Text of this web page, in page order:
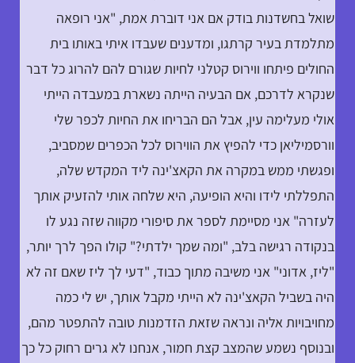
שואל בחשדנות בודק אם אני דוברת אמת, "אני רופאה
מתלמדת בעיר קרתגו, ומדענים שעבדו איתי באותו בית
החולים פיתחו ווירוס קטלני לחיות שגורם להם להרוג כל דבר
שנקרא לדרכם, אם הבעיה הייתה נשארת במעבדה הייתי
אולי מעלימה עין, אבל הם הבריחו את החיות לכפר שלי
וורסמיליאן כדי להפיץ את הווירוס לכל הכפרים שמסביב,
ופגשתי ממש במקרה את הקאצ'ינה ליד המקדש שלה,
התפללתי לידו והיא הופיעה, היא שלחה אותי להזעיק אותך
לעזרה" אני מסיימת לספר את סיפורי מקווה שזה נגע לו
בנקודה רגישה בלב, "ומה שמך ילדתי?" קולו הפך לרך יותר,
"ליז, אדוני" אני משיבה מתוך כבוד, "דעי לך ליז שאם זה לא
היה בשביל הקאצ'ינה לא הייתי מקבל אותך, יש לי כמה
מחויבויות אליה ונראה שזאת הזדמנות טובה להתפטר מהם,
ובנוסף נשמע שהמצב קצת חמור, אנחנו לא גרים רחוק כל כך